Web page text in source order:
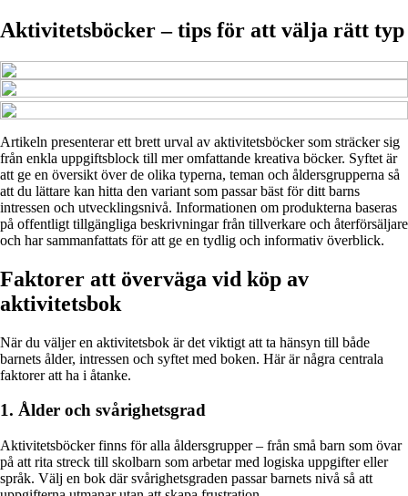
Aktivitetsböcker – tips för att välja rätt typ
Artikeln presenterar ett brett urval av aktivitetsböcker som sträcker sig
från enkla uppgiftsblock till mer omfattande kreativa böcker. Syftet är
att ge en översikt över de olika typerna, teman och åldersgrupperna så
att du lättare kan hitta den variant som passar bäst för ditt barns
intressen och utvecklingsnivå. Informationen om produkterna baseras
på offentligt tillgängliga beskrivningar från tillverkare och återförsäljare
och har sammanfattats för att ge en tydlig och informativ överblick.
Faktorer att överväga vid köp av
aktivitetsbok
När du väljer en aktivitetsbok är det viktigt att ta hänsyn till både
barnets ålder, intressen och syftet med boken. Här är några centrala
faktorer att ha i åtanke.
1. Ålder och svårighetsgrad
Aktivitetsböcker finns för alla åldersgrupper – från små barn som övar
på att rita streck till skolbarn som arbetar med logiska uppgifter eller
språk. Välj en bok där svårighetsgraden passar barnets nivå så att